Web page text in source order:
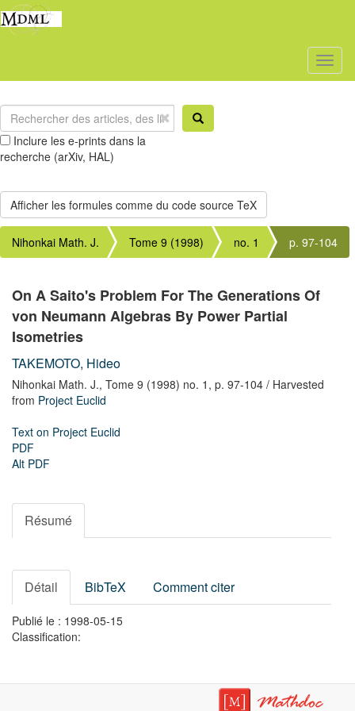
Inclure les e-prints dans la
recherche (arXiv, HAL)
Nihonkai Math. J. Tome 9 (1998) no. 1 p. 97-104
On A Saito's Problem For The Generations Of
von Neumann Algebras By Power Partial
Isometries
TAKEMOTO, Hideo
Nihonkai Math. J., Tome 9 (1998) no. 1, p. 97-104 / Harvested
from Project Euclid
Text on Project Euclid
PDF
Alt PDF
Résumé
Détail BibTeX Comment citer
Publié le : 1998-05-15
Classification: